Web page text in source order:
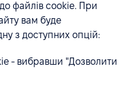
файлів cookie. При
вам буде
з доступних опцій:
- вибравши "Дозволити